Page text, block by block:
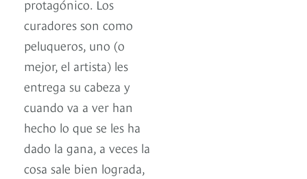
protagónico. Los
curadores son como
peluqueros, uno (o
mejor, el artista) les
entrega su cabeza y
cuando va a ver han
hecho lo que se les ha
dado la gana, a veces la
cosa sale bien lograda,